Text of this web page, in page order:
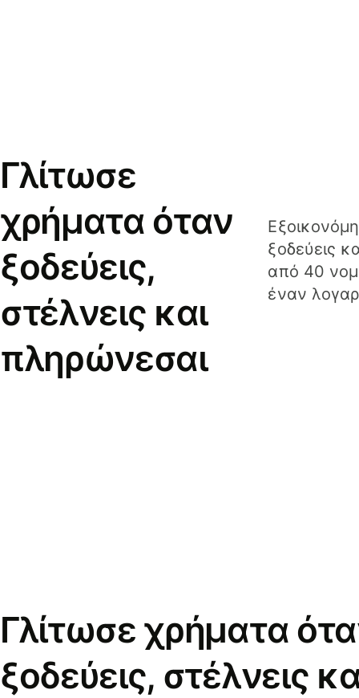
Γλίτωσε
χρήματα όταν
ξοδεύεις,
στέλνεις και
πληρώνεσαι
ξοδεύεις
από 40
έναν
Γλίτωσε χρήματα
ξοδεύεις, στέλνεις